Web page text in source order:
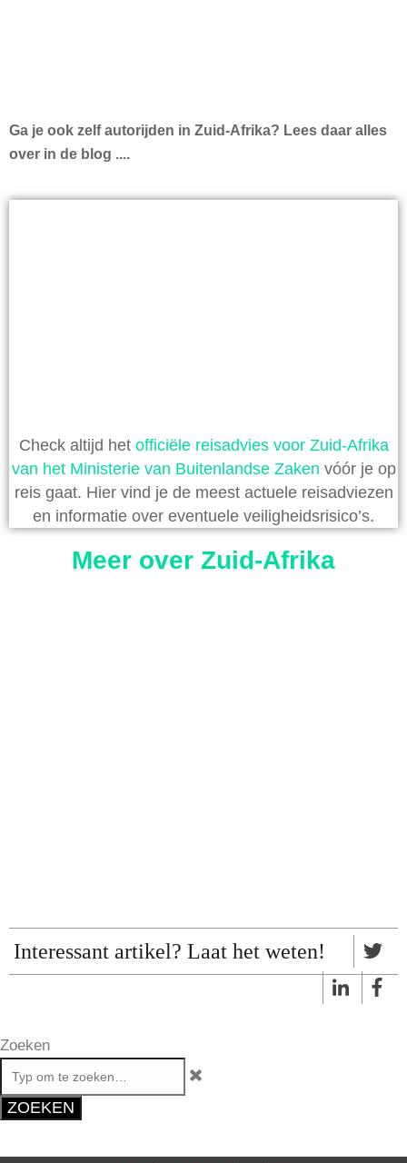
Ga je ook zelf autorijden in Zuid-Afrika? Lees daar alles
over in de blog ....
Check altijd het officiële reisadvies voor Zuid-Afrika
van het Ministerie van Buitenlandse Zaken vóór je op
reis gaat. Hier vind je de meest actuele reisadviezen
en informatie over eventuele veiligheidsrisico’s.
Meer over Zuid-Afrika
Interessant artikel? Laat het weten!
Zoeken
ZOEKEN